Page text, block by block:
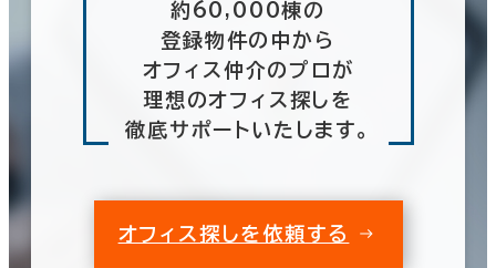
約60,000棟の
登録物件の中から
オフィス仲介のプロが
理想のオフィス探しを
徹底サポートいたします。
オフィス探しを依頼する